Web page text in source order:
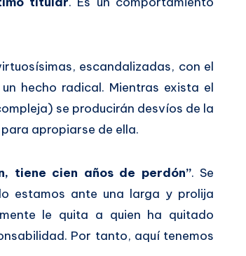
escandalizadas, con el
un hecho radical. Mientras exista el
se producirán desvíos de la
apropiarse de ella.
tiene cien años de perdón”. Se
estamos ante una larga y prolija
le quita a quien ha quitado
Por tanto, aquí tenemos